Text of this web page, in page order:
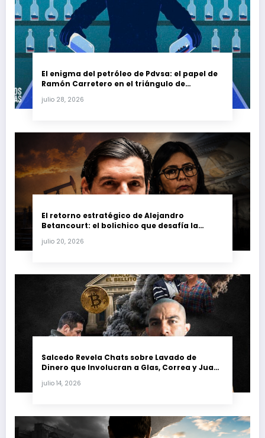
El enigma del petróleo de Pdvsa: el papel de
Ramón Carretero en el triángulo de
julio 28, 2026
El retorno estratégico de Alejandro
Betancourt: el bolichico que desafía la
petrolera venezolana
julio 20, 2026
Salcedo Revela Chats sobre Lavado de
Dinero que Involucran a Glas, Correa y Juan
julio 14, 2026